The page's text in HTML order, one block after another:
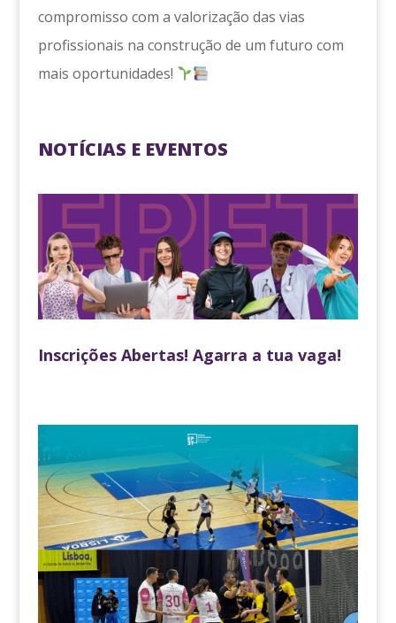
compromisso com a valorização das vias
profissionais na construção de um futuro com
mais oportunidades!
NOTÍCIAS E EVENTOS
Inscrições Abertas! Agarra a tua vaga!